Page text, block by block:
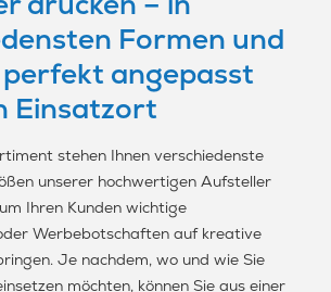
Formen und
angepasst
Einsatzort
stehen Ihnen verschiedenste
unserer hochwertigen Aufsteller
Ihren Kunden wichtige
Werbebotschaften auf kreative
Je nachdem, wo und wie Sie
möchten, können Sie aus einer